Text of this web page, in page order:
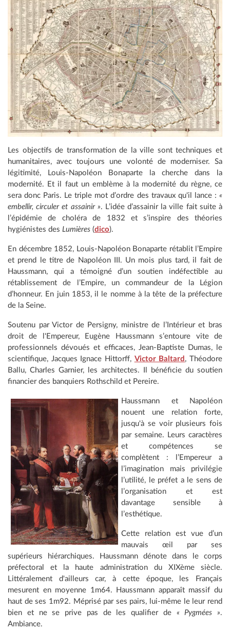
Les objectifs de transformation de la ville sont techniques et
humanitaires, avec toujours une volonté de moderniser. Sa
légitimité, Louis-Napoléon Bonaparte la cherche dans la
modernité. Et il faut un emblème à la modernité du règne, ce
sera donc Paris. Le triple mot d’ordre des travaux qu'il lance : «
embellir, circuler et assainir ». L’idée d’assainir la ville fait suite à
l’épidémie de choléra de 1832 et s’inspire des théories
hygiénistes des Lumières (dico).
En décembre 1852, Louis-Napoléon Bonaparte rétablit l’Empire
et prend le titre de Napoléon III. Un mois plus tard, il fait de
Haussmann, qui a témoigné d’un soutien indéfectible au
rétablissement de l’Empire, un commandeur de la Légion
d’honneur. En juin 1853, il le nomme à la tête de la préfecture
de la Seine.
Soutenu par Victor de Persigny, ministre de l’Intérieur et bras
droit de l'Empereur, Eugène Haussmann s’entoure vite de
professionnels dévoués et efficaces, Jean-Baptiste Dumas, le
scientifique, Jacques Ignace Hittorff, Victor Baltard , Théodore
Ballu, Charles Garnier, les architectes. Il bénéficie du soutien
financier des banquiers Rothschild et Pereire.
Haussmann et Napoléon
nouent une relation forte,
jusqu'à se voir plusieurs fois
par semaine. Leurs caractères
et compétences se
complètent : l’Empereur a
l’imagination mais privilégie
l’utilité, le préfet a le sens de
l’organisation et est
davantage sensible à
l’esthétique.
Cette relation est vue d’un
mauvais œil par ses
supérieurs hiérarchiques. Haussmann dénote dans le corps
préfectoral et la haute administration du XIXème siècle.
Littéralement d'ailleurs car, à cette époque, les Français
mesurent en moyenne 1m64. Haussmann apparaît massif du
haut de ses 1m92. Méprisé par ses pairs, lui-même le leur rend
bien et ne se prive pas de les qualifier de « Pygmées ».
Ambiance.